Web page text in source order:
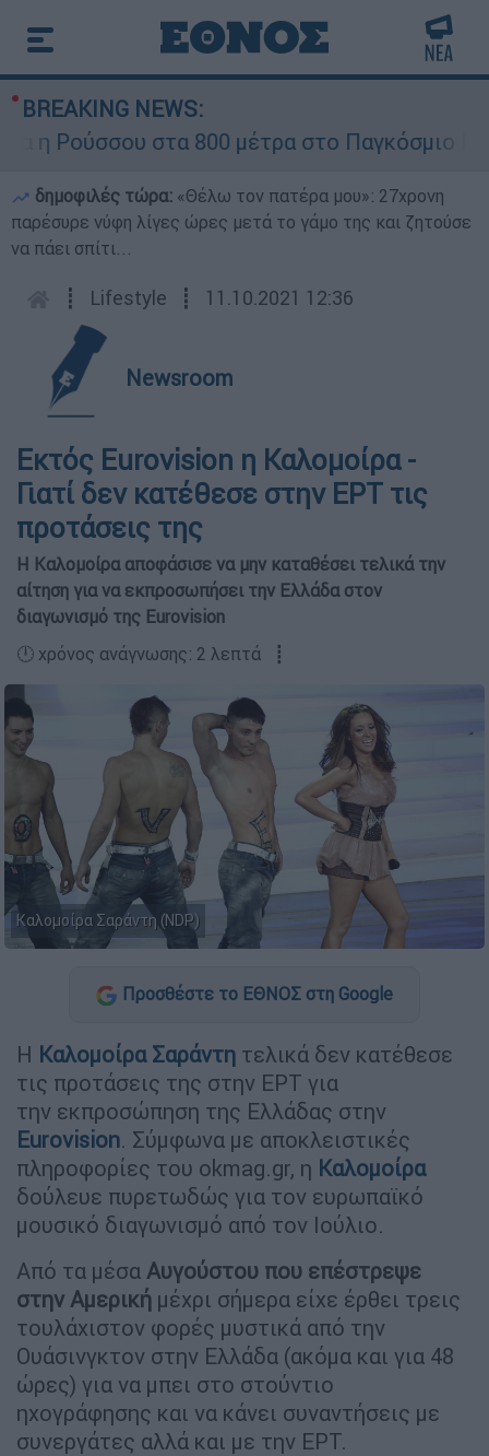
BREAKING NEWS:
Ρούσσου στα 800 μέτρα στο Παγκόσμιο
δημοφιλές τώρα: «Θέλω τον πατέρα μου»: 27χρονη
παρέσυρε νύφη λίγες ώρες μετά το γάμο της και ζητούσε
να πάει σπίτι...
┋ Lifestyle ┋ 11.10.2021 12:36
Newsroom
Εκτός Eurovision η Καλομοίρα -
Γιατί δεν κατέθεσε στην ΕΡΤ τις
προτάσεις της
Η Καλομοίρα αποφάσισε να μην καταθέσει τελικά την
αίτηση για να εκπροσωπήσει την Ελλάδα στον
διαγωνισμό της Eurovision
🕛 χρόνος ανάγνωσης: 2 λεπτά ┋
Καλομοίρα Σαράντη (NDP)
Προσθέστε το ΕΘΝΟΣ στη Google
H Καλομοίρα Σαράντη τελικά δεν κατέθεσε
τις προτάσεις της στην ΕΡΤ για
την εκπροσώπηση της Ελλάδας στην
Eurovision. Σύμφωνα με αποκλειστικές
πληροφορίες του okmag.gr, η Καλομοίρα
δούλευε πυρετωδώς για τον ευρωπαϊκό
μουσικό διαγωνισμό από τον Ιούλιο.
Από τα μέσα Αυγούστου που επέστρεψε
στην Αμερική μέχρι σήμερα είχε έρθει τρεις
τουλάχιστον φορές μυστικά από την
Ουάσινγκτον στην Ελλάδα (ακόμα και για 48
ώρες) για να μπει στο στούντιο
ηχογράφησης και να κάνει συναντήσεις με
συνεργάτες αλλά και με την ΕΡΤ.